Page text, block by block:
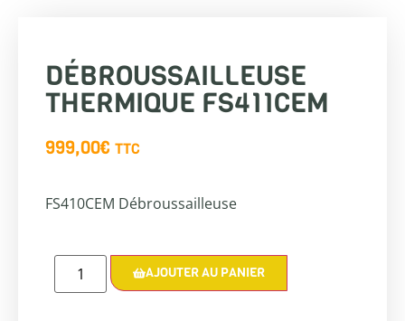
DÉBROUSSAILLEUSE
THERMIQUE FS411CEM
999,00€ TTC
FS410CEM Débroussailleuse
AJOUTER AU PANIER